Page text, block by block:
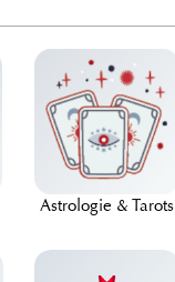
Astrologie & Tarots